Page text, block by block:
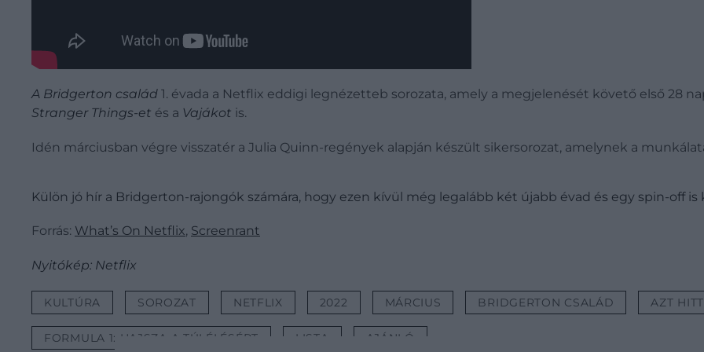
A Bridgerton család 1. évada a Netflix eddigi legnézetteb sorozata, amely a megjelenését követő első 28
Stranger Things-et és a Vajákot is.
Idén márciusban végre visszatér a Julia Quinn-regények alapján készült sikersorozat, amelynek a
Külön jó hír a Bridgerton-rajongók számára, hogy ezen kívül még legalább két újabb évad és egy spin-off is
Forrás: What’s On Netflix, Screenrant
Nyitókép: Netflix
KULTÚRA SOROZAT NETFLIX 2022 MÁRCIUS BRIDGERTON CSALÁD AZT
FORMULA 1: HAJSZA A TÚLÉLÉSÉRT LISTA AJÁNLÓ